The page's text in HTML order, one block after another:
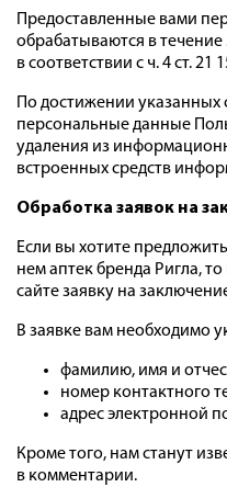
Предоставленные вами
обрабатываются в
в соответствии с ч. 4 ст. 21
По достижении указанных
персональные данные
удаления из
встроенных средств
Обработка заявок на
Если вы хотите
нем аптек бренда Ригла,
сайте заявку на
В заявке вам необходимо
фамилию, имя и
номер контактного
адрес электронной
Кроме того, нам станут
в комментарии.